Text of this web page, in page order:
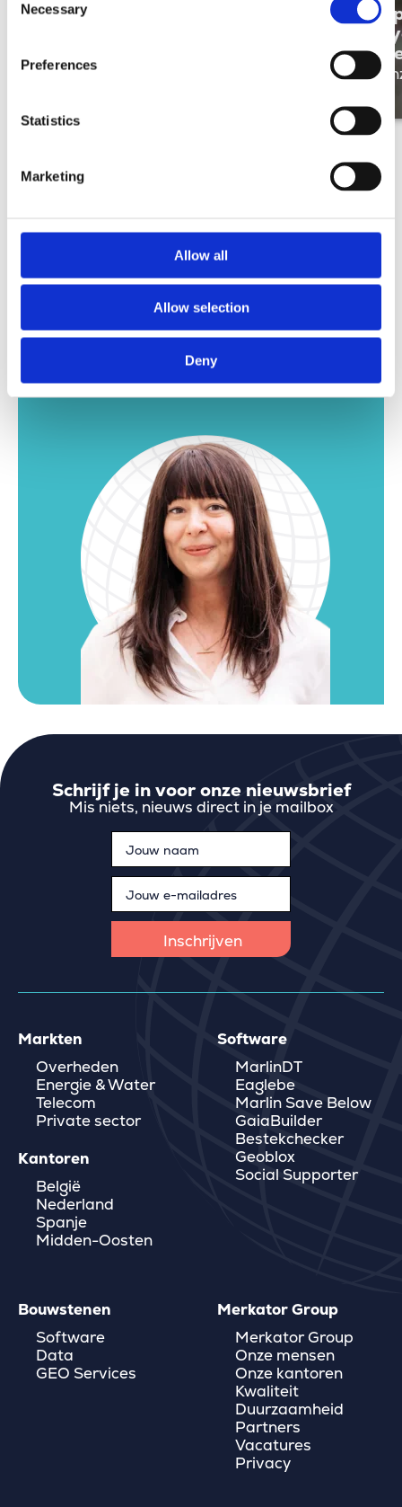
Selection
Necessary
Preferences
Statistics
Marketing
Allow all
Allow selection
Deny
Isabelle Gooris beleeft het bij
Onze mensen
Hier niet dé job gevonden?
van interessante vacatures voor onze vestiging
in Leuven.
Schrijf je in voor onze nieuwsbrief
Mis niets, nieuws direct in je mailbox
Markten
Overheden
Energie & Water
Telecom
Private sector
Kantoren
België
Nederland
Spanje
Midden-Oosten
Software
MarlinDT
Eaglebe
Marlin Save Below
GaiaBuilder
Bestekchecker
Geoblox
Social Supporter
Bouwstenen
Software
Data
GEO Services
Merkator Group
Merkator Group
Onze mensen
Onze kantoren
Kwaliteit
Duurzaamheid
Partners
Vacatures
Privacy